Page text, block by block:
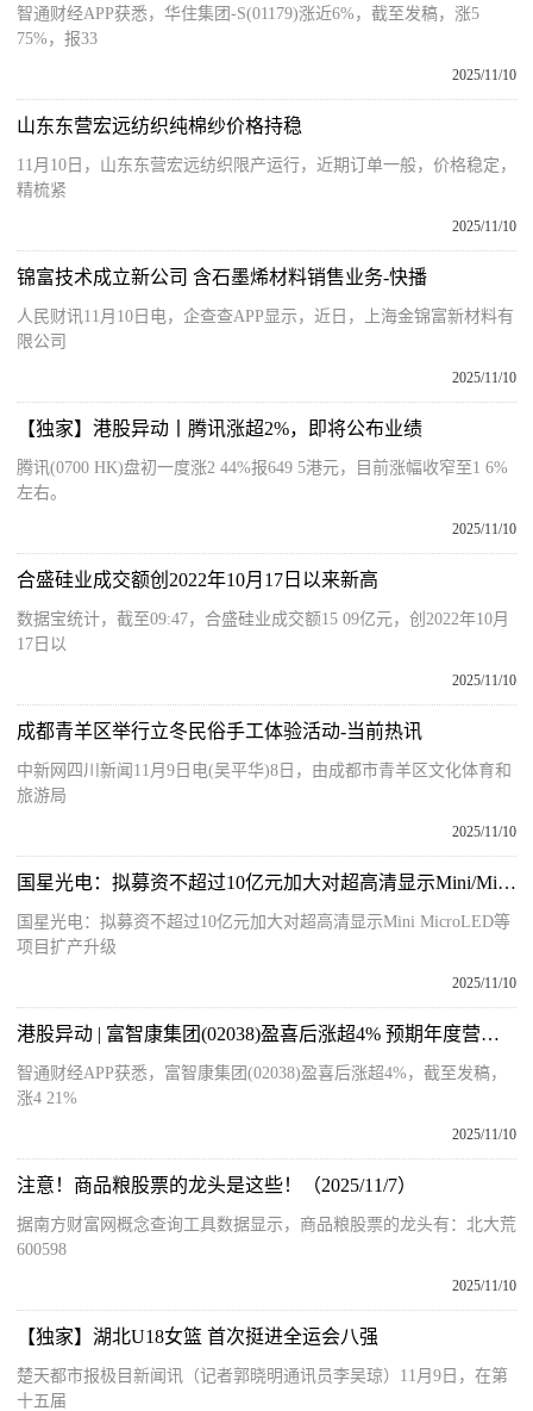
智通财经APP获悉，华住集团-S(01179)涨近6%，截至发稿，涨5
75%，报33
2025/11/10
山东东营宏远纺织纯棉纱价格持稳
11月10日，山东东营宏远纺织限产运行，近期订单一般，价格稳定，
精梳紧
2025/11/10
锦富技术成立新公司 含石墨烯材料销售业务-快播
人民财讯11月10日电，企查查APP显示，近日，上海金锦富新材料有
限公司
2025/11/10
【独家】港股异动丨腾讯涨超2%，即将公布业绩
腾讯(0700 HK)盘初一度涨2 44%报649 5港元，目前涨幅收窄至1 6%
左右。
2025/11/10
合盛硅业成交额创2022年10月17日以来新高
数据宝统计，截至09:47，合盛硅业成交额15 09亿元，创2022年10月
17日以
2025/11/10
成都青羊区举行立冬民俗手工体验活动-当前热讯
中新网四川新闻11月9日电(吴平华)8日，由成都市青羊区文化体育和
旅游局
2025/11/10
国星光电：拟募资不超过10亿元加大对超高清显示Mini/Micro LED等项目扩产升级
国星光电：拟募资不超过10亿元加大对超高清显示Mini MicroLED等
项目扩产升级
2025/11/10
港股异动 | 富智康集团(02038)盈喜后涨超4% 预期年度营业收入同比增长约15%左右 每日关注
智通财经APP获悉，富智康集团(02038)盈喜后涨超4%，截至发稿，
涨4 21%
2025/11/10
注意！商品粮股票的龙头是这些！（2025/11/7）
据南方财富网概念查询工具数据显示，商品粮股票的龙头有：北大荒
600598
2025/11/10
【独家】湖北U18女篮 首次挺进全运会八强
楚天都市报极目新闻讯（记者郭晓明通讯员李吴琼）11月9日，在第
十五届